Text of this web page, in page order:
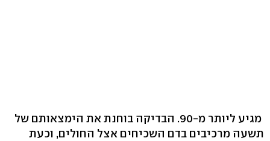
מגיע ליותר מ-90. הבדיקה בוחנת את הימצאותם של
תשעה מרכיבים בדם השכיחים אצל החולים, וכעת